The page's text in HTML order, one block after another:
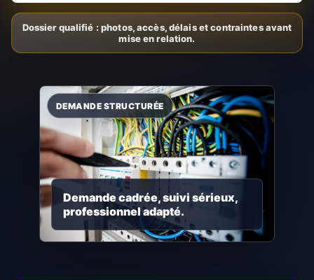
Demande cadrée, suivi sérieux,
professionnel adapté.